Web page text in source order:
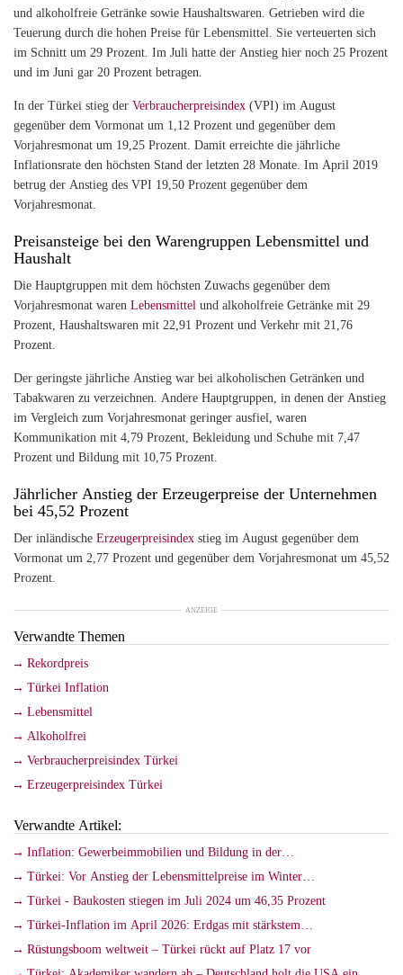
und alkoholfreie Getränke sowie Haushaltswaren. Getrieben wird die
Teuerung durch die hohen Preise für Lebensmittel. Sie verteuerten sich
im Schnitt um 29 Prozent. Im Juli hatte der Anstieg hier noch 25 Prozent
und im Juni gar 20 Prozent betragen.
In der Türkei stieg der Verbraucherpreisindex (VPI) im August
gegenüber dem Vormonat um 1,12 Prozent und gegenüber dem
Vorjahresmonat um 19,25 Prozent. Damit erreichte die jährliche
Inflationsrate den höchsten Stand der letzten 28 Monate. Im April 2019
betrug der Anstieg des VPI 19,50 Prozent gegenüber dem
Vorjahresmonat.
Preisansteige bei den Warengruppen Lebensmittel und
Haushalt
Die Hauptgruppen mit dem höchsten Zuwachs gegenüber dem
Vorjahresmonat waren Lebensmittel und alkoholfreie Getränke mit 29
Prozent, Haushaltswaren mit 22,91 Prozent und Verkehr mit 21,76
Prozent.
Der geringste jährliche Anstieg war bei alkoholischen Getränken und
Tabakwaren zu verzeichnen. Andere Hauptgruppen, in denen der Anstieg
im Vergleich zum Vorjahresmonat geringer ausfiel, waren
Kommunikation mit 4,79 Prozent, Bekleidung und Schuhe mit 7,47
Prozent und Bildung mit 10,75 Prozent.
Jährlicher Anstieg der Erzeugerpreise der Unternehmen
bei 45,52 Prozent
Der inländische Erzeugerpreisindex stieg im August gegenüber dem
Vormonat um 2,77 Prozent und gegenüber dem Vorjahresmonat um 45,52
Prozent.
ANZEIGE
Verwandte Themen
Rekordpreis
Türkei Inflation
Lebensmittel
Alkoholfrei
Verbraucherpreisindex Türkei
Erzeugerpreisindex Türkei
Verwandte Artikel:
Inflation: Gewerbeimmobilien und Bildung in der…
Türkei: Vor Anstieg der Lebensmittelpreise im Winter…
Türkei - Baukosten stiegen im Juli 2024 um 46,35 Prozent
Türkei-Inflation im April 2026: Erdgas mit stärkstem…
Rüstungsboom weltweit – Türkei rückt auf Platz 17 vor